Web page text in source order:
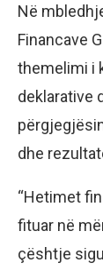
Në
Financave
themelimi i
deklarative
dhe
“Hetimet
fituar në
çështje